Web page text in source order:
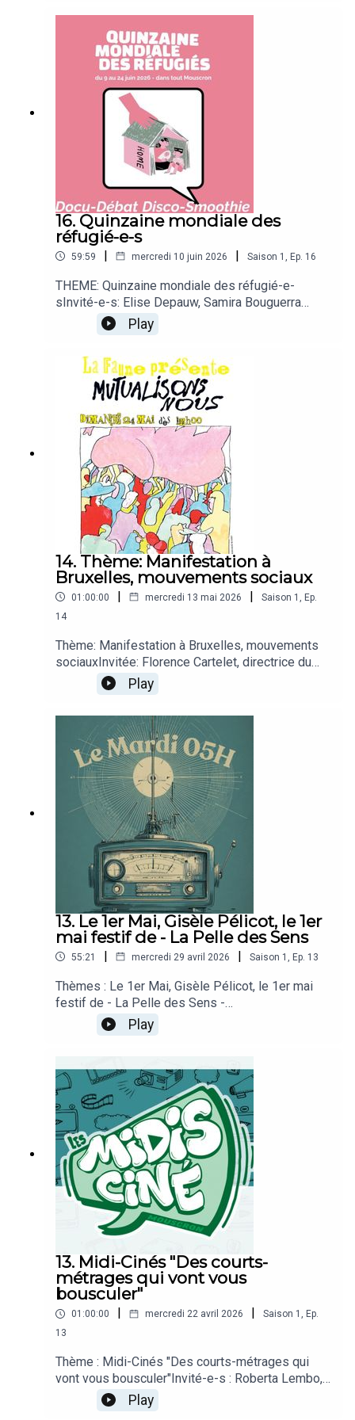
2026AUREL "Briller dans le soleil" - Tant qu'on
aura pied (Capitane records) 2026
16. Quinzaine mondiale des
réfugié-e-s
59:59 | mercredi 10 juin 2026 | Saison 1 Ep. 16
THEME: Quinzaine mondiale des réfugié-e-
sInvité-e-s: Elise Depauw, Samira Bouguerra
(Mouscron Terre d'Accueil), Yohann Messien,
Mouad Shali (FEDASIL)Programme de la
Fedasil dans le quartier du Tuquet,...PlayMANO
SOLO "Des pays" - Dehors (East west)
2000NICOLAS MICHAUX "Nos retrouvailles" -
Amour colère (Capitane records) 2020
Play
14. Thème: Manifestation à
Bruxelles, mouvements sociaux
01:00:00 | mercredi 13 mai 2026 | Saison 1 , Ep.
14
Thème: Manifestation à Bruxelles, mouvements
sociauxInvitée: Florence Cartelet, directrice du
Centre culturel Mouscronnois pour son - Cri d'Al
"Art" me #10 - Julien Van Ysacker, coordinateur
de la Faune pour l'événement "Mutualisons -
nous" du 24 mai prochainPlay ALEX TOUCOURT
"Dans le désordre" - Toboggan (At(H)ome)
2026GORILLAZ "Happy Dictator feat SPARKS" -
The Mountain (Kong) 2026
Play
13. Le 1er Mai, Gisèle Pélicot, le 1er
mai festif de - La Pelle des Sens
55:21 | mercredi 29 avril 2026 | Saison 1 , Ep. 13
Thèmes : Le 1er Mai, Gisèle Pélicot, le 1er mai
festif de - La Pelle des Sens -
Chroniqueurs: Isabelle Fauquemberghe pour "Et la
joie de vivre" de Gisèle Pélicot (chronique
patron de - La Pelle de Sens - PlayIliona - Lâche
moi la main / What if I break up with you
(2025)Curtis Mayfield - Superfly / Superfly
(1972)Massive Attack - Boots on the ground feat
Tom Waits (2026)
Play
13. Midi-Cinés "Des courts-
métrages qui vont vous
bousculer"
01:00:00 | mercredi 22 avril 2026 | Saison 1 , Ep.
13
Thème : Midi-Cinés "Des courts-métrages qui
vont vous bousculer"Invité-e-s : Roberta Lembo,
coordinatrice régionale des Equipes Populaires
du Hainaut OccidentalPlayPRINCE "Everybody
Play